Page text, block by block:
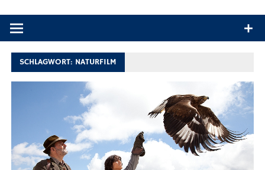
Produkttests und Buchrezensionen. Ein Blog für alle, die gern
SCHLAGWORT: NATURFILM